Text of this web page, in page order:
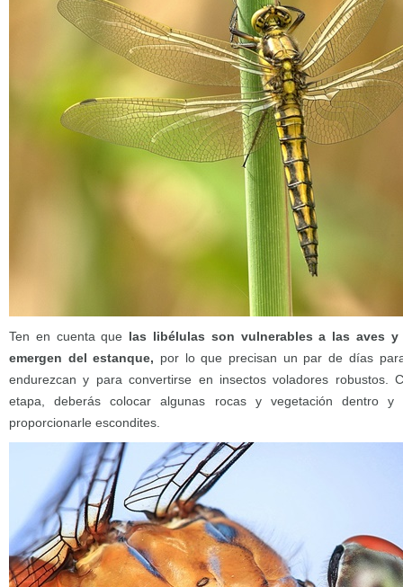
Ten en cuenta que las libélulas son vulnerables a las aves y
emergen del estanque, por lo que precisan un par de días
endurezcan y para convertirse en insectos voladores robustos.
etapa, deberás colocar algunas rocas y vegetación dentro
proporcionarle escondites.